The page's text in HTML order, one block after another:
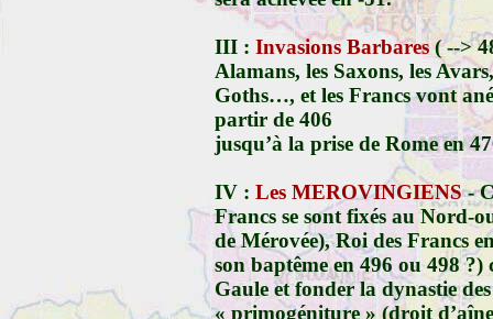
III : Invasions Barbares ( -->
Alamans, les Saxons, les
Goths…, et les Francs vont
partir de 406
jusqu’à la prise de Rome en
IV : Les MEROVINGIENS-
Francs se sont fixés au Nord-
de Mérovée), Roi des Francs
son baptême en 496 ou498?)
Gaule et fonder la dynastie
« primogéniture » (droit